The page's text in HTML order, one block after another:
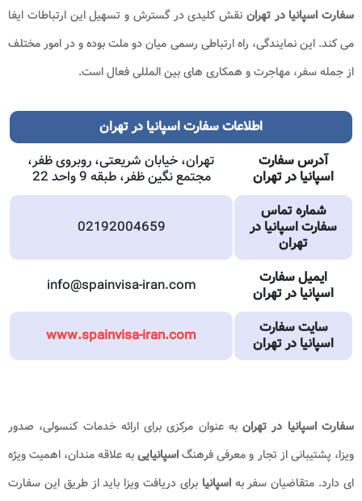
سفارت اسپانیا در تهران نقش کلیدی در گسترش و تسهیل این ارتباطات ایفا
می کند. این نمایندگی، راه ارتباطی رسمی میان دو ملت بوده و در امور مختلف
از جمله سفر، مهاجرت و همکاری های بین المللی فعال است.
اطلاعات سفارت اسپانیا در تهران
آدرس سفارت
اسپانیا در تهران
تهران، خیابان شریعتی، روبروی ظفر،
مجتمع نگین ظفر، طبقه 9 واحد 22
شماره تماس
سفارت اسپانیا در
تهران
02192004659
ایمیل سفارت
اسپانیا در تهران
info@spainvisa-iran.com
سایت سفارت
اسپانیا در تهران
www.spainvisa-iran.com
سفارت اسپانیا در تهرانبه عنوان مرکزی برای ارائه خدمات کنسولی، صدور
ویزا، پشتیبانی از تجار و معرفی فرهنگاسپانیاییبه علاقه مندان، اهمیت ویژه
ای دارد. متقاضیان سفر بهاسپانیابرای دریافت ویزا باید از طریق این سفارت